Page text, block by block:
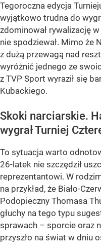
Tegoroczna edycja
wyjątkowo trudna do
zdominował rywalizację
nie spodziewał. Mimo że
z dużą przewagą nad
wyróżnić jednego ze
z TVP Sport wyraził się
Kubackiego.
Skoki narciarskie.
wygrał Turniej
To sytuacja warto
26-latek nie szczędził
reprezentantowi. W
na przykład, że Biało-
Podopieczny Thomasa
głuchy na tego typu
sprawach – sporcie oraz
przyszło na świat w dniu